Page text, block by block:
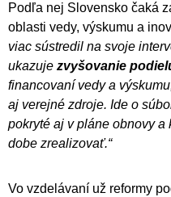
Podľa nej Slovensko čaká
oblasti vedy, výskumu a
viac sústredil na svoje
ukazuje zvyšovanie
financovaní vedy a
aj verejné zdroje. Ide o
pokryté aj v pláne obnovy
dobe zrealizovať.“
Vo vzdelávaní už reformy